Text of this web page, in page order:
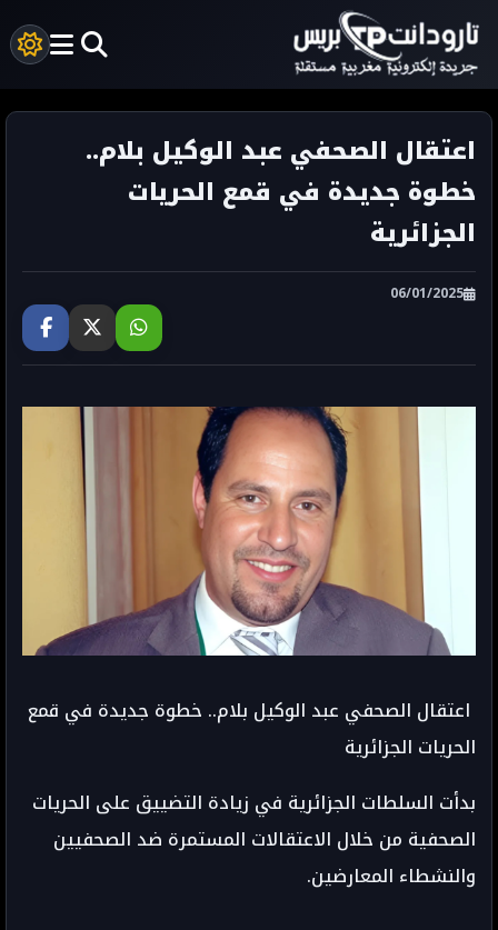
اعتقال الصحفي عبد الوكيل بلام..
خطوة جديدة في قمع الحريات
الجزائرية
06/01/2025
اعتقال الصحفي عبد الوكيل بلام.. خطوة جديدة في قمع
الحريات الجزائرية
بدأت السلطات الجزائرية في زيادة التضييق على الحريات
الصحفية من خلال الاعتقالات المستمرة ضد الصحفيين
والنشطاء المعارضين.